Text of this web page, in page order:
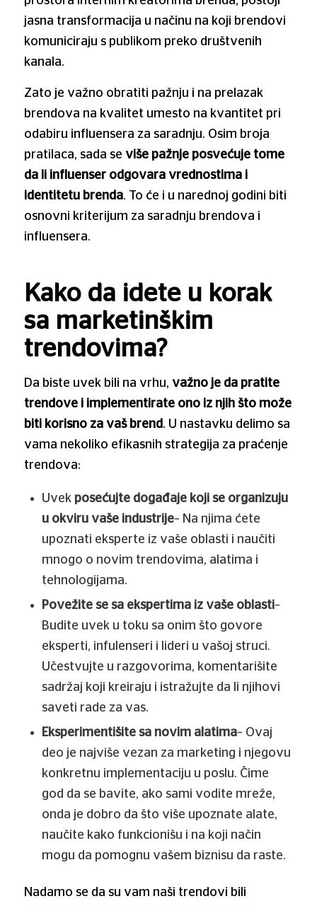
jasna transformacija u načinu na koji brendovi
komuniciraju s publikom preko društvenih
kanala.
Zato je važno obratiti pažnju i na prelazak
brendova na kvalitet umesto na kvantitet pri
odabiru influensera za saradnju. Osim broja
pratilaca, sada se više pažnje posvećuje tome
da li influenser odgovara vrednostima i
identitetu brenda. To će i u narednoj godini biti
osnovni kriterijum za saradnju brendova i
influensera.
Kako da idete u korak
sa marketinškim
trendovima?
Da biste uvek bili na vrhu, važno je da pratite
trendove i implementirate ono iz njih što može
biti korisno za vaš brend. U nastavku delimo sa
vama nekoliko efikasnih strategija za praćenje
trendova:
Uvek posećujte događaje koji se organizuju
u okviru vaše industrije– Na njima ćete
upoznati eksperte iz vaše oblasti i naučiti
mnogo o novim trendovima, alatima i
tehnologijama.
Povežite se sa ekspertima iz vaše oblasti–
Budite uvek u toku sa onim što govore
eksperti, infulenseri i lideri u vašoj struci.
Učestvujte u razgovorima, komentarišite
sadržaj koji kreiraju i istražujte da li njihovi
saveti rade za vas.
Eksperimentišite sa novim alatima– Ovaj
deo je najviše vezan za marketing i njegovu
konkretnu implementaciju u poslu. Čime
god da se bavite, ako sami vodite mreže,
onda je dobro da što više upoznate alate,
naučite kako funkcionišu i na koji način
mogu da pomognu vašem biznisu da raste.
Nadamo se da su vam naši trendovi bili